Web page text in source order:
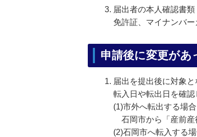
届出者の本人確認書類
免許証、マイナンバ
申請後に変更があ
届出を提出後に対象
転入日や転出日を確認
(1)市外へ転出する場合
石岡市から「産前産
(2)石岡市へ転入する